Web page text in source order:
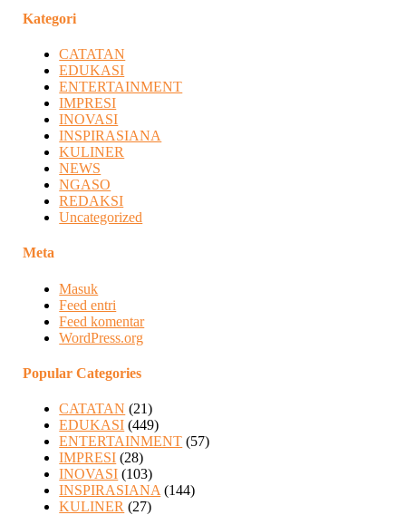
Kategori
CATATAN
EDUKASI
ENTERTAINMENT
IMPRESI
INOVASI
INSPIRASIANA
KULINER
NEWS
NGASO
REDAKSI
Uncategorized
Meta
Masuk
Feed entri
Feed komentar
WordPress.org
Popular Categories
CATATAN (21)
EDUKASI (449)
ENTERTAINMENT (57)
IMPRESI (28)
INOVASI (103)
INSPIRASIANA (144)
KULINER (27)